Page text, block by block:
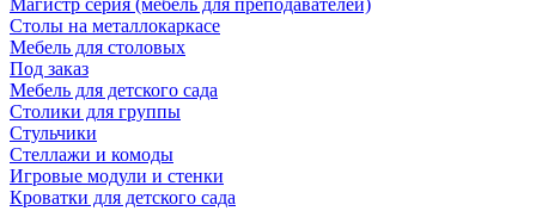
Магистр серия (мебель для преподавателей)
Столы на металлокаркасе
Мебель для столовых
Под заказ
Мебель для детского сада
Столики для группы
Стульчики
Стеллажи и комоды
Игровые модули и стенки
Кроватки для детского сада